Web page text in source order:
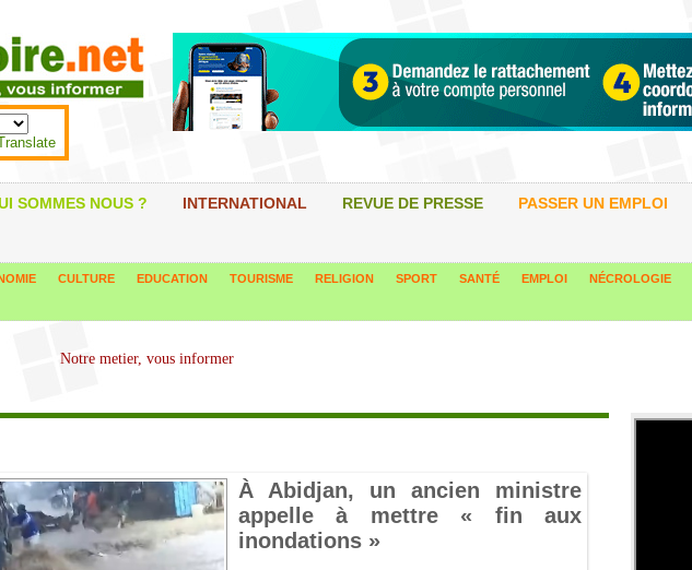
SOMMES NOUS ? INTERNATIONAL REVUE DE PRESSE PASSER UN EMPLOI
CULTURE EDUCATION TOURISME RELIGION SPORT SANTÉ EMPLOI NÉCROLOGIE
À Abidjan, un ancien ministre
appelle à mettre « fin aux
inondations »